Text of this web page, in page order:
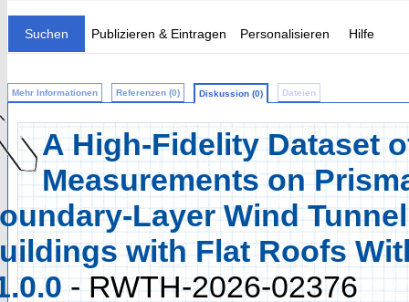
Suchen Publizieren & Eintragen Personalisieren Hilfe
Mehr Informationen Referenzen (0) Diskussion (0) Dateien
A High-Fidelity Dataset
Measurements on
Layer Wind
with Flat Roofs
- RWTH-2026-02376